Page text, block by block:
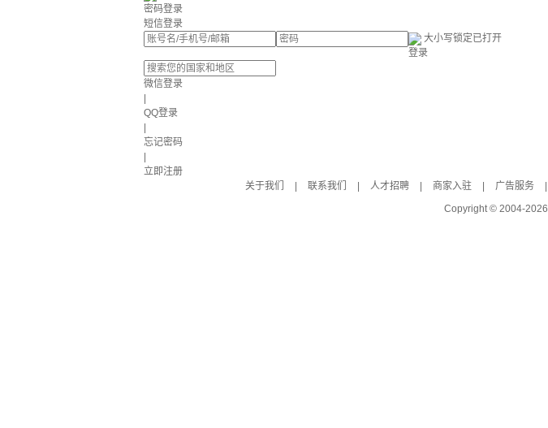
密码登录
短信登录
大小写锁定已打开
登录
微信登录
QQ登录
忘记密码
立即注册
关于我们
联系我们 人才招聘 商家入驻 广告服务
Copyright © 2004-2026